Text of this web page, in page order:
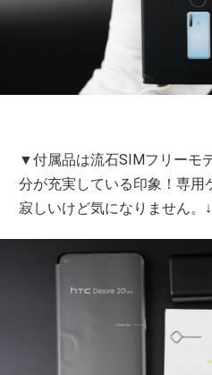
▼付属品は流石SIMフリーモ
分が充実している印象！専用
寂しいけど気になりません。↓